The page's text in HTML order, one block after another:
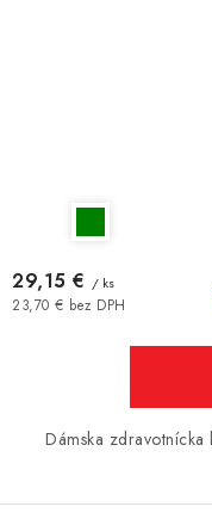
23,70 € bez DPH
29,15 € / ks
Dámska